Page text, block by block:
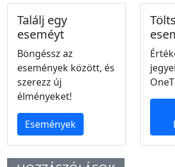
Találj egy
eseméyt
Böngéssz az
események között, és
szerezz új
élményeket!
Események